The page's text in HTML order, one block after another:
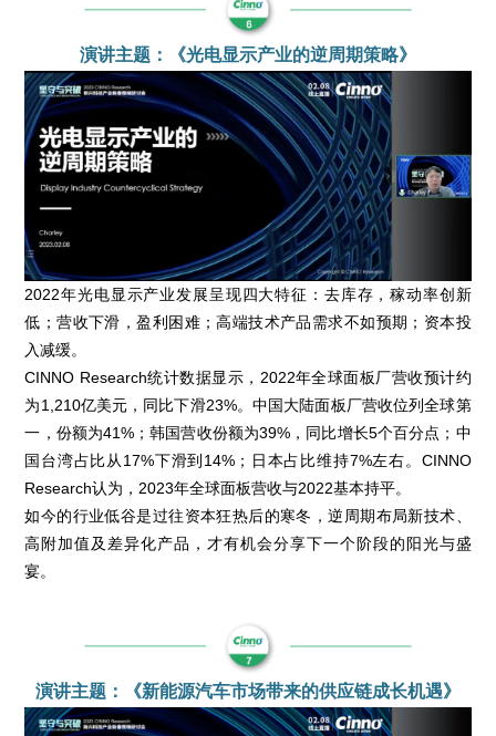
演讲主题：《光电显示产业的逆周期策略》
2022年光电显示产业发展呈现四大特征：去库存，稼动率创新
低；营收下滑，盈利困难；高端技术产品需求不如预期；资本投
入减缓。
CINNO Research统计数据显示，2022年全球面板厂营收预计约
为1,210亿美元，同比下滑23%。中国大陆面板厂营收位列全球第
一，份额为41%；韩国营收份额为39%，同比增长5个百分点；中
国台湾占比从17%下滑到14%；日本占比维持7%左右。CINNO
Research认为，2023年全球面板营收与2022基本持平。
如今的行业低谷是过往资本狂热后的寒冬，逆周期布局新技术、
高附加值及差异化产品，才有机会分享下一个阶段的阳光与盛
宴。
演讲主题：《新能源汽车市场带来的供应链成长机遇》